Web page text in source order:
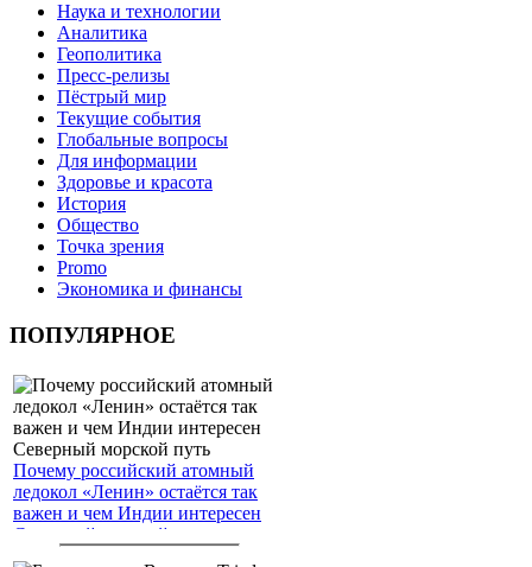
Наука и технологии
Аналитика
Геополитика
Пресс-релизы
Пёстрый мир
Текущие события
Глобальные вопросы
Для информации
Здоровье и красота
История
Общество
Точка зрения
Promo
Экономика и финансы
ПОПУЛЯРНОЕ
Почему российский атомный
ледокол «Ленин» остаётся так
важен и чем Индии интересен
Северный морской путь